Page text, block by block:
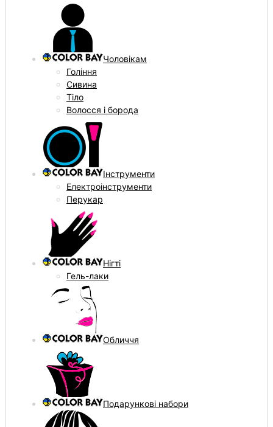
Чоловікам
Гоління
Сивина
Тіло
Волосся і борода
Інструменти
Електроінструменти
Перукар
Нігті
Гель-лаки
Обличчя
Подарункові набори